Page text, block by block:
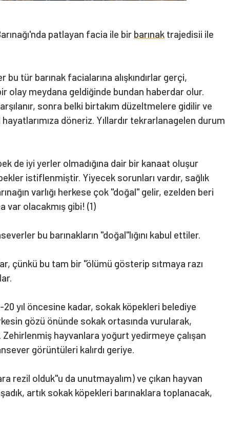
patlayan facia ile bir barınak trajedisii ile
bu tür barınak facialarına alışkındırlar gerçi,
olay meydana geldiğinde bundan haberdar olur.
sonra belki birtakım düzeltmelere gidilir ve
döneriz. Yıllardır tekrarlanagelen durum
de iyi yerler olmadığına dair bir kanaat oluşur
istiflenmiştir. Yiyecek sorunları vardır, sağlık
varlığı herkese çok "doğal" gelir, ezelden beri
var olacakmış gibi! (1)
bu barınakların "doğal"lığını kabul ettiler.
çünkü bu tam bir "ölümü gösterip sıtmaya razı
20 yıl öncesine kadar, sokak köpekleri belediye
gözü önünde sokak ortasında vurularak,
hayvanlara yoğurt yedirmeye çalışan
görüntüleri kalırdı geriye.
rezil olduk"u da unutmayalım) ve çıkan hayvan
artık sokak köpekleri barınaklara toplanacak,